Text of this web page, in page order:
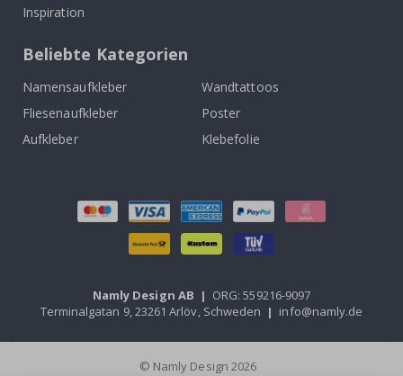
Inspiration
Beliebte Kategorien
Namensaufkleber
Wandtattoos
Fliesenaufkleber
Poster
Aufkleber
Klebefolie
Namly Design AB | ORG: 559216-9097
Terminalgatan 9, 23261 Arlöv, Schweden | info@namly.de
© Namly Design 2026